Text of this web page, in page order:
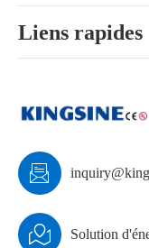
Liens rapides

 Solution